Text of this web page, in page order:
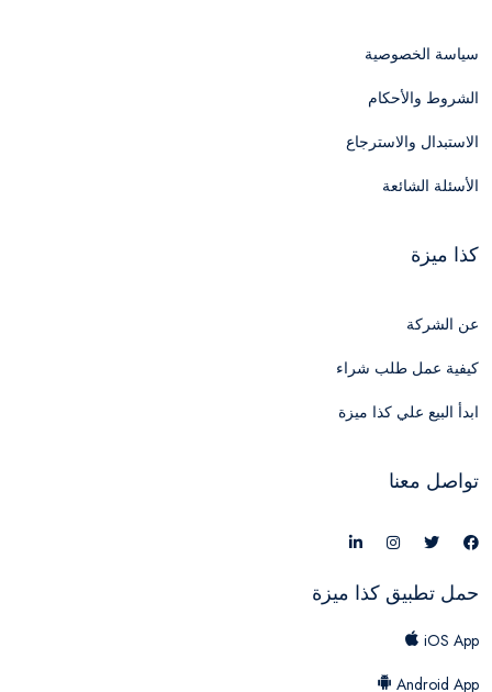
سياسة الخصوصية
الشروط والأحكام
الاستبدال والاسترجاع
الأسئلة الشائعة
كذا ميزة
عن الشركة
كيفية عمل طلب شراء
ابدأ البيع علي كذا ميزة
تواصل معنا
حمل تطبيق كذا ميزة
iOS App
Android App